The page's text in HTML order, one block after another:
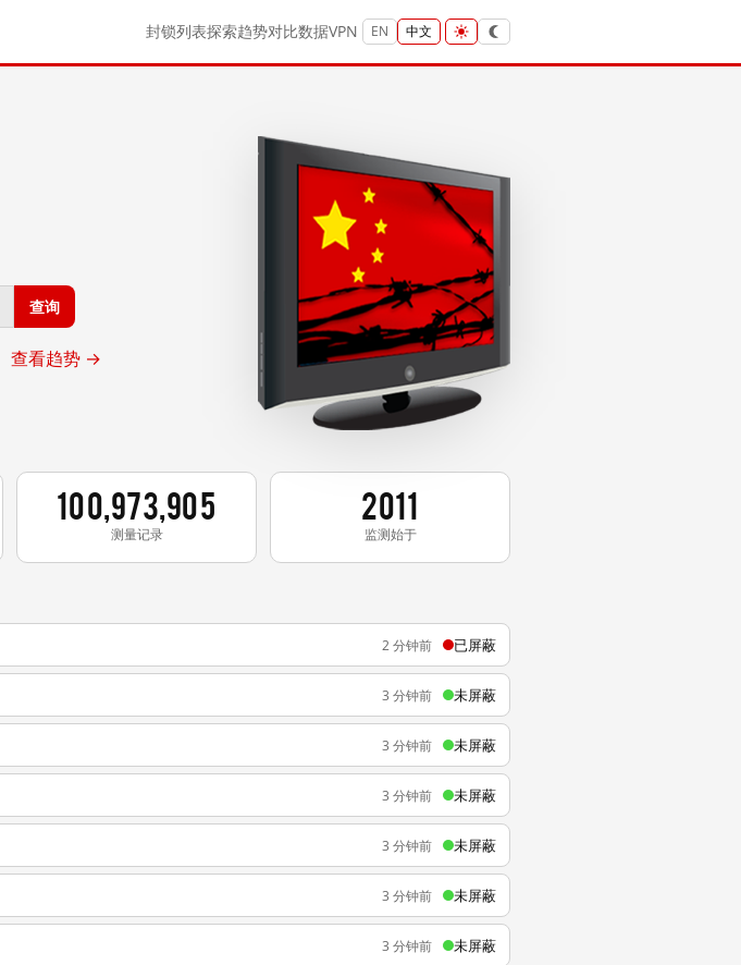
封锁列表探索趋势对比数据VPN EN 中文
查询
查看趋势 →
100,973,905
测量记录
2011
监测始于
2 分钟前 已屏蔽
3 分钟前 未屏蔽
3 分钟前 未屏蔽
3 分钟前 未屏蔽
3 分钟前 未屏蔽
3 分钟前 未屏蔽
3 分钟前 未屏蔽